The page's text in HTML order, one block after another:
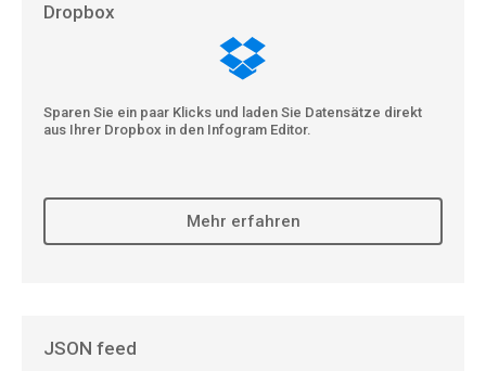
Dropbox
Sparen Sie ein paar Klicks und laden Sie Datensätze direkt
aus Ihrer Dropbox in den Infogram Editor.
Mehr erfahren
JSON feed